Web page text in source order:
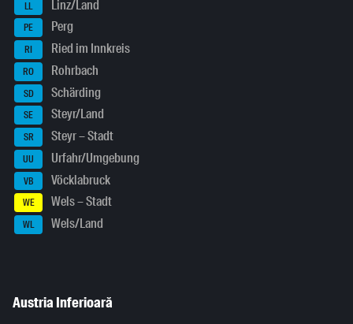
LL Linz/Land
PE Perg
RI Ried im Innkreis
RO Rohrbach
SD Schärding
SE Steyr/Land
SR Steyr – Stadt
UU Urfahr/Umgebung
VB Vöcklabruck
WE Wels – Stadt
WL Wels/Land
Austria Inferioară